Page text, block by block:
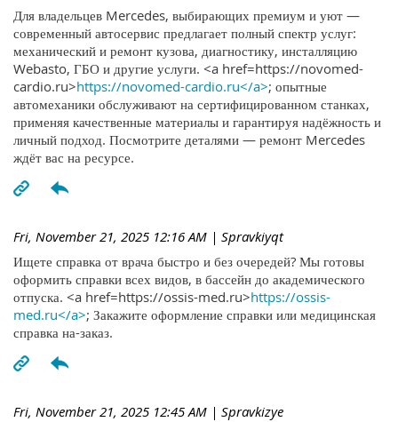
Для владельцев Mercedes, выбирающих премиум и уют —
современный автосервис предлагает полный спектр услуг:
механический и ремонт кузова, диагностику, инсталляцию
Webasto, ГБО и другие услуги. <a href=https://novomed-
cardio.ru>https://novomed-cardio.ru</a>; опытные
автомеханики обслуживают на сертифицированном станках,
применяя качественные материалы и гарантируя надёжность и
личный подход. Посмотрите деталями — ремонт Mercedes
ждёт вас на ресурсе.
Fri, November 21, 2025 12:16 AM | Spravkiyqt
Ищете справка от врача быстро и без очередей? Мы готовы
оформить справки всех видов, в бассейн до академического
отпуска. <a href=https://ossis-med.ru>https://ossis-
med.ru</a>; Закажите оформление справки или медицинская
справка на-заказ.
Fri, November 21, 2025 12:45 AM | Spravkizye